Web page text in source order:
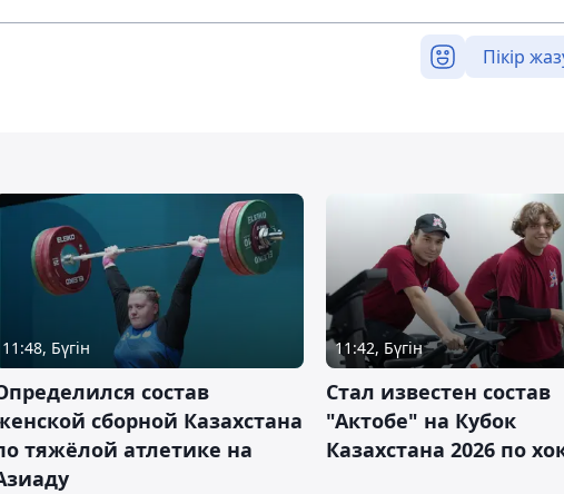
Пікір
11:48, Бүгін
состав
сборной Казахстана
тяжёлой атлетике на
11:42, Бүгін
Стал известен состав
"Актобе" на Кубок
Казахстана 2026 по